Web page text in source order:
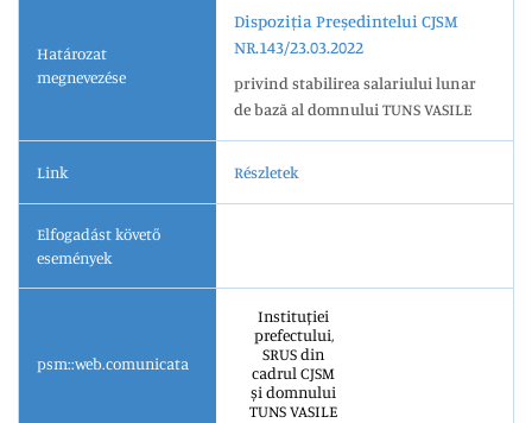
Határozat
megnevezése
Dispoziția Președintelui CJSM
NR.143/23.03.2022
privind stabilirea salariului lunar
de bază al domnului TUNS VASILE
Link Részletek
Elfogadást követő
események
psm::web.comunicata
Instituției
prefectului,
SRUS din
cadrul CJSM
și domnului
TUNS VASILE